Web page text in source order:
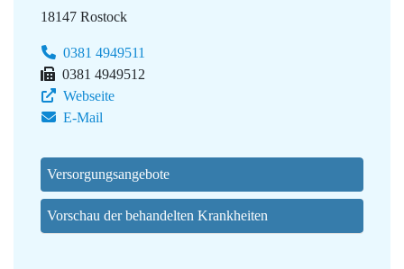
18147 Rostock
0381 4949511
0381 4949512
Webseite
E-Mail
Versorgungsangebote
Vorschau der behandelten Krankheiten